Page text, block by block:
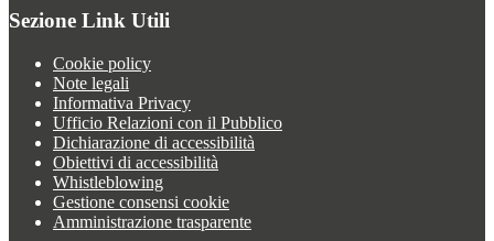
Sezione Link Utili
Cookie policy
Note legali
Informativa Privacy
Ufficio Relazioni con il Pubblico
Dichiarazione di accessibilità
Obiettivi di accessibilità
Whistleblowing
Gestione consensi cookie
Amministrazione trasparente